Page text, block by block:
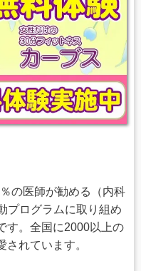
の医師が勧める（内科
プログラムに取り組め
す。全国に2000以上の
れています。